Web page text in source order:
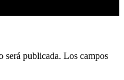
será publicada. Los campos